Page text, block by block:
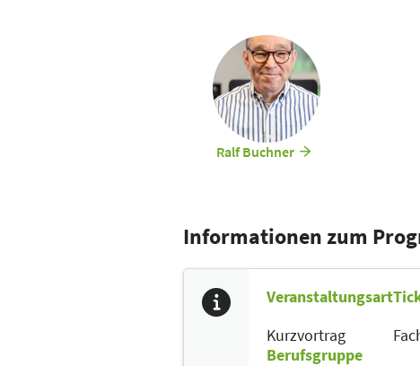
Ralf Buchner
Informationen zum
Veranstaltungsart
Kurzvortrag
Berufsgruppe